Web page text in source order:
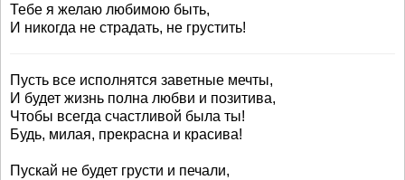
Тебе я желаю любимою быть,
И никогда не страдать, не грустить!
Пусть все исполнятся заветные мечты,
И будет жизнь полна любви и позитива,
Чтобы всегда счастливой была ты!
Будь, милая, прекрасна и красива!
Пускай не будет грусти и печали,